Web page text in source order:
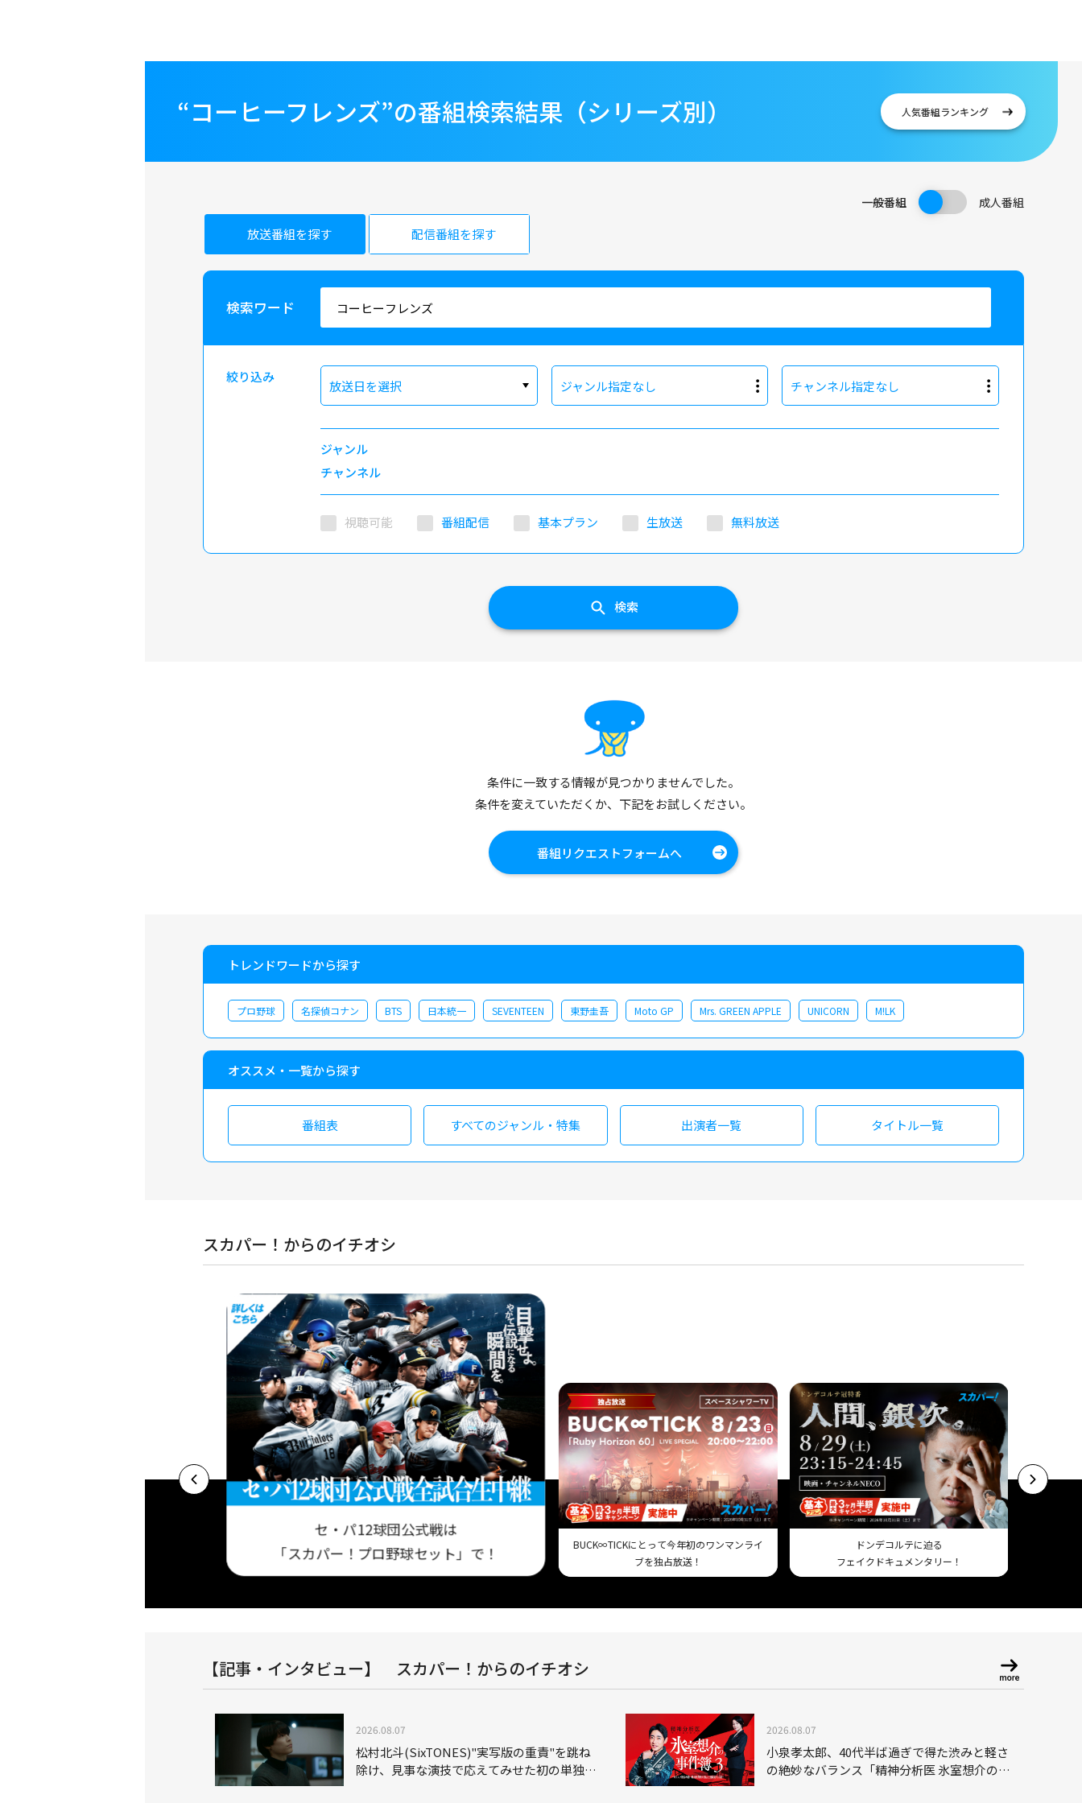
“コーヒーフレンズ”の番組検索結果（シリーズ別） 人気番組ランキング
一般番組 成人番組
放送番組を探す 配信番組を探す
検索ワード
絞り込み
放送日を選択 ジャンル指定なし チャンネル指定なし
ジャンル
チャンネル
視聴可能 番組配信 基本プラン 生放送 無料放送
検索
条件に一致する情報が見つかりませんでした。
条件を変えていただくか、下記をお試しください。
番組リクエストフォームへ
トレンドワードから探す
プロ野球 名探偵コナン BTS 日本統一 SEVENTEEN 東野圭吾 Moto GP Mrs. GREEN APPLE UNICORN M!LK
オススメ・一覧から探す
番組表 すべてのジャンル・特集 出演者一覧 タイトル一覧
スカパー！からのイチオシ
セ・パ12球団公式戦は
「スカパー！プロ野球セット」で！
BUCK∞TICKにとって今年初のワンマンライ
ブを独占放送！
ドンデコルテに迫る
フェイクドキュメンタリー！
【記事・インタビュー】 スカパー！からのイチオシ
2026.08.07
松村北斗(SixTONES)"実写版の重責"を跳ね
除け、見事な演技で応えてみせた初の単独主
2026.08.07
小泉孝太郎、40代半ば過ぎで得た渋みと軽さ
の絶妙なバランス「精神分析医 氷室想介の事